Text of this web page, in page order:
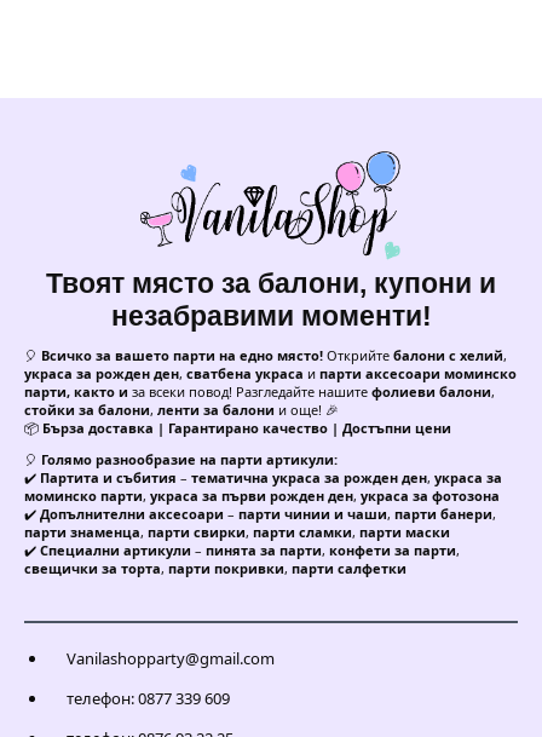
Твоят място за балони, купони и
незабравими моменти!
🎈 Всичко за вашето парти на едно място! Открийте балони с хелий,
украса за рожден ден, сватбена украса и парти аксесоари моминско
парти, както и за всеки повод! Разгледайте нашите фолиеви балони,
стойки за балони, ленти за балони и още! 🎉
📦 Бърза доставка | Гарантирано качество | Достъпни цени
🎈 Голямо разнообразие на парти артикули:
✔️ Партита и събития – тематична украса за рожден ден, украса за
моминско парти, украса за първи рожден ден, украса за фотозона
✔️ Допълнителни аксесоари – парти чинии и чаши, парти банери,
парти знаменца, парти свирки, парти сламки, парти маски
✔️ Специални артикули – пинята за парти, конфети за парти,
свещички за торта, парти покривки, парти салфетки
Vanilashopparty@gmail.com
телефон: 0877 339 609